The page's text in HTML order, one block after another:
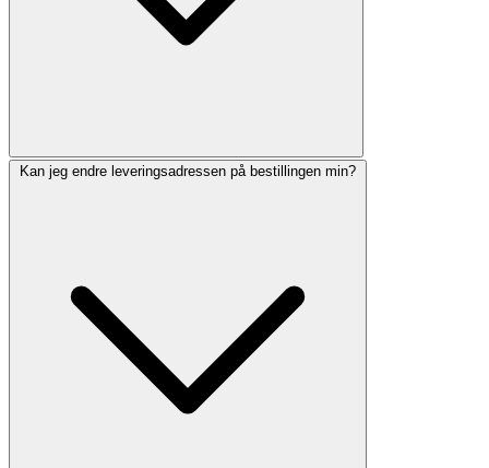
Kan jeg endre leveringsadressen på bestillingen min?